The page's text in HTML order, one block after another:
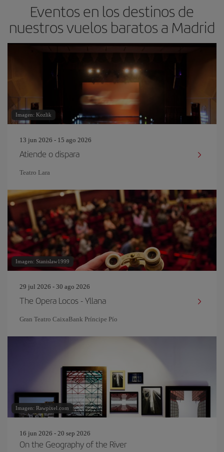
Eventos en los destinos de
nuestros vuelos baratos a Madrid
Imagen: Kozlik
13 jun 2026 - 15 ago 2026
Atiende o dispara
Teatro Lara
Imagen: Stanislaw1999
29 jul 2026 - 30 ago 2026
The Opera Locos - Yllana
Gran Teatro CaixaBank Príncipe Pío
Imagen: Rawpixel.com
16 jun 2026 - 20 sep 2026
On the Geography of the River